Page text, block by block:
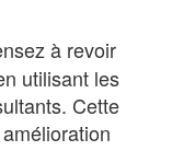
à revoir
utilisant les
Cette